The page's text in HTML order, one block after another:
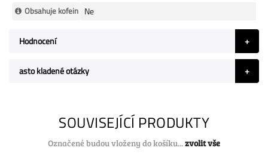
Obsahuje kofein Ne
Hodnocení
asto kladené otázky
SOUVISEJÍCÍ PRODUKTY
Označené budou vloženy do košíku...zvolit vše